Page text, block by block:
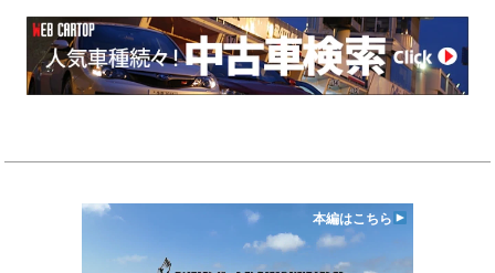
本編はこちら